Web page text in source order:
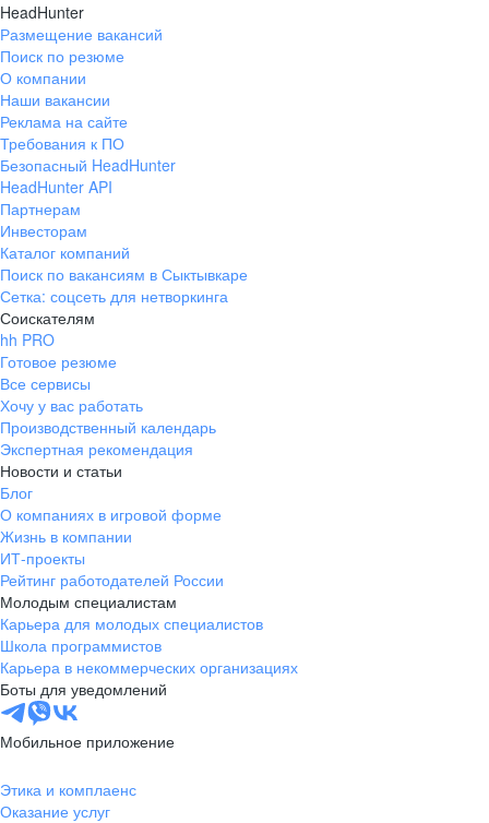
HeadHunter
Размещение вакансий
Поиск по резюме
О компании
Наши вакансии
Реклама на сайте
Требования к ПО
Безопасный HeadHunter
HeadHunter API
Партнерам
Инвесторам
Каталог компаний
Поиск по вакансиям в Сыктывкаре
Сетка: соцсеть для нетворкинга
Соискателям
hh PRO
Готовое резюме
Все сервисы
Хочу у вас работать
Производственный календарь
Экспертная рекомендация
Новости и статьи
Блог
О компаниях в игровой форме
Жизнь в компании
ИТ-проекты
Рейтинг работодателей России
Молодым специалистам
Карьера для молодых специалистов
Школа программистов
Карьера в некоммерческих организациях
Боты для уведомлений
Мобильное приложение
Этика и комплаенс
Оказание услуг